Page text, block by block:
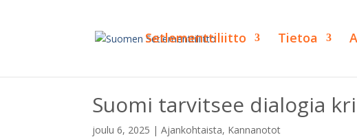
Setlementtiliitto Tietoa
Suomi tarvitsee dialogia
joulu 6, 2025 |Ajankohtaista, Kannanotot